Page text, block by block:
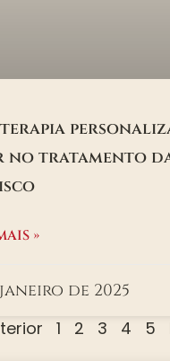
no tratamento
»
de 2025
1 2 3 4 5